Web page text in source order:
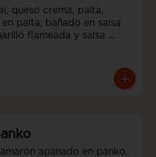
queso crema, palta,
palta, bañado en salsa
flameada y salsa
apanado en panko,